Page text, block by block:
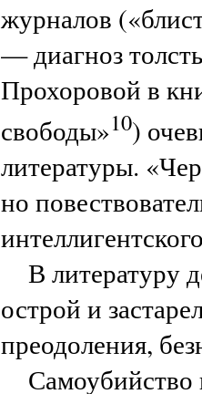
журналов
— диагноз
Прохоровой в
свободы»10)
литературы.
но
В литературу
острой и
преодоления,
Самоубийство